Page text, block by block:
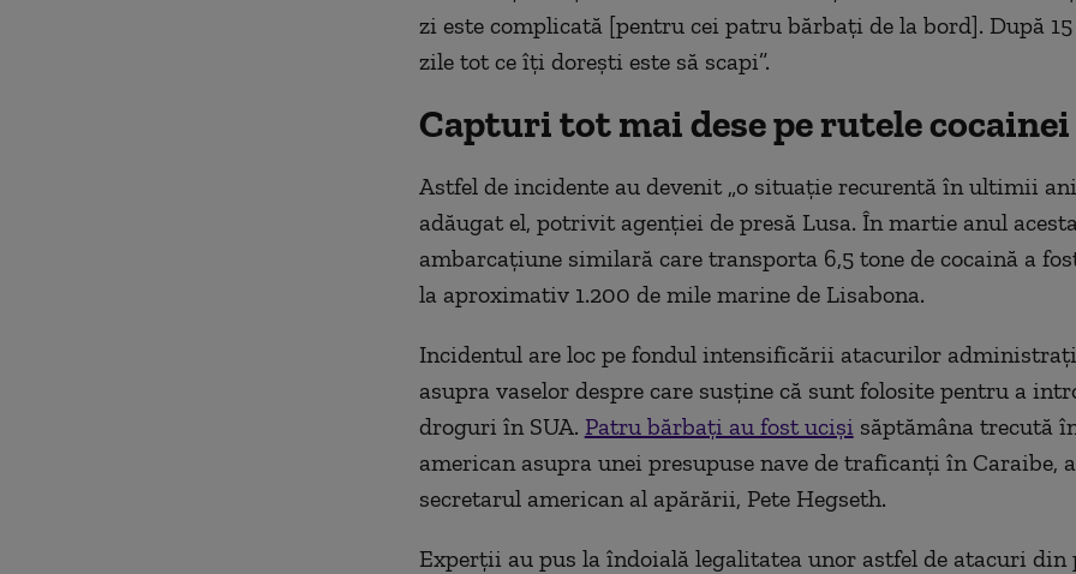
zi este complicată [pentru cei patru bărbați de la bord]. După 15
zile tot ce îți dorești este să scapi”.
Capturi tot mai dese pe rutele cocainei
Astfel de incidente au devenit „o situație recurentă în ultimii
adăugat el, potrivit agenției de presă Lusa. În martie anul
ambarcațiune similară care transporta 6,5 tone de cocaină a
la aproximativ 1.200 de mile marine de Lisabona.
Incidentul are loc pe fondul intensificării atacurilor
asupra vaselor despre care susține că sunt folosite pentru a
droguri în SUA. Patru bărbați au fost ucișisăptămâna trecută
american asupra unei presupuse nave de traficanți în Caraibe,
secretarul american al apărării, Pete Hegseth.
Experții au pus la îndoială legalitatea unor astfel de atacuri din